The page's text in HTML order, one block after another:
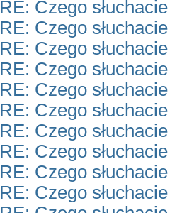
RE: Czego
RE: Czego
RE: Czego
RE: Czego
RE: Czego
RE: Czego
RE: Czego
RE: Czego
RE: Czego
RE: Czego